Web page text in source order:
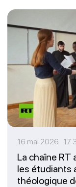
16 mai 2026
La chaîne
les étudiants
théologique